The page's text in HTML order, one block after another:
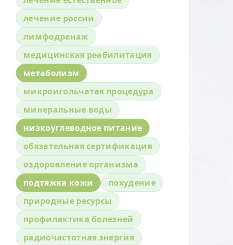
лечение россии
лимфодренаж
медицинская реабилитация
метаболизм
микроигольчатая процедура
минеральные воды
низкоуглеводное питание
обязательная сертификация
оздоровление организма
подтяжка кожи
похудение
природные ресурсы
профилактика болезней
радиочастотная энергия